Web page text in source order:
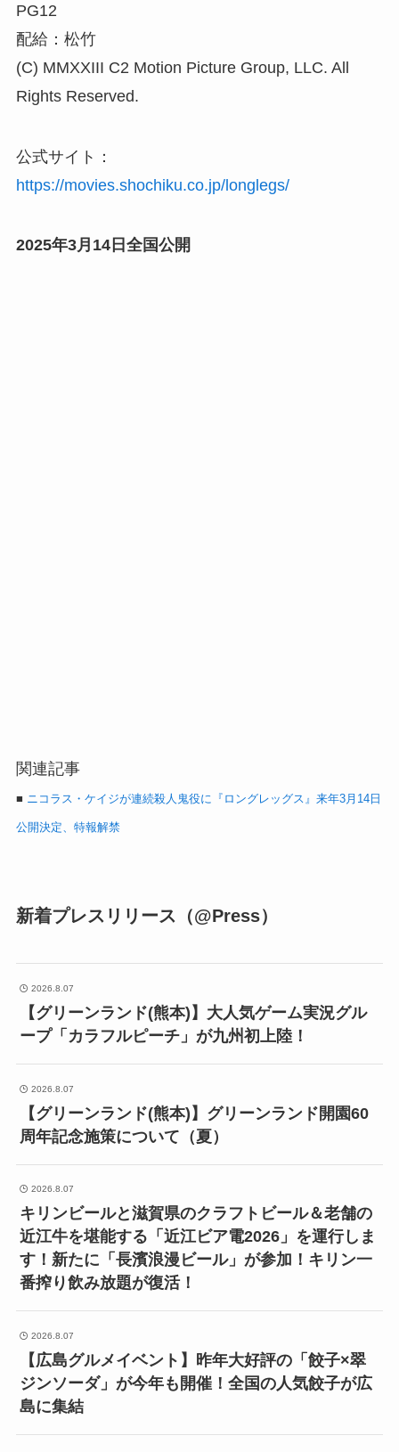
PG12
配給：松竹
(C) MMXXIII C2 Motion Picture Group, LLC. All
Rights Reserved.
公式サイト：
https://movies.shochiku.co.jp/longlegs/
2025年3月14日全国公開
関連記事
■ ニコラス・ケイジが連続殺人鬼役に『ロングレッグス』来年3月14日
公開決定、特報解禁
新着プレスリリース（@Press）
2026.8.07
【グリーンランド(熊本)】大人気ゲーム実況グル
ープ「カラフルピーチ」が九州初上陸！
2026.8.07
【グリーンランド(熊本)】グリーンランド開園60
周年記念施策について（夏）
2026.8.07
キリンビールと滋賀県のクラフトビール＆老舗の
近江牛を堪能する「近江ビア電2026」を運行しま
す！新たに「長濱浪漫ビール」が参加！キリン一
番搾り飲み放題が復活！
2026.8.07
【広島グルメイベント】昨年大好評の「餃子×翠
ジンソーダ」が今年も開催！全国の人気餃子が広
島に集結